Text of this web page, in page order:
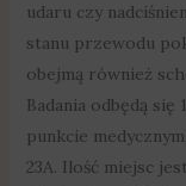
udaru czy
stanu przewodu
obejmą również
Badania odbędą
punkcie
23A. Ilość miejsc